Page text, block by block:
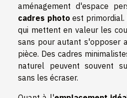
aménagement d'espace
cadres photo est primordial.
qui mettent en valeur les
sans pour autant s'opposer
pièce. Des cadres
naturel peuvent souvent
sans les écraser.